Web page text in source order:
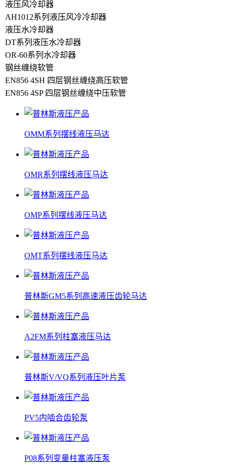
OMM系列摆线液压马达
OMR系列摆线液压马达
OMP系列摆线液压马达
OMT系列摆线液压马达
普林斯GM5系列高速液压齿轮马达
A2FM系列柱塞液压马达
普林斯V/VQ系列液压叶片泵
PV5内啮合齿轮泵
P08系列变量柱塞液压泵